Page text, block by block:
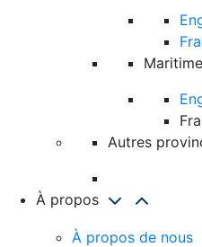
Autres
À propos
À propos de nous